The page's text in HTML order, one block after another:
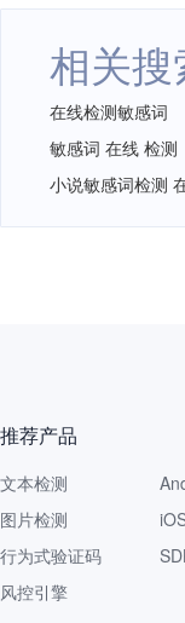
相关搜
在线检测敏感词
敏感词 在线 检测
小说敏感词检测
推荐产品
文本检测
图片检测
行为式验证码
风控引擎